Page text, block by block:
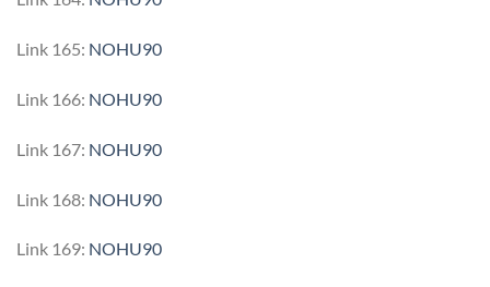
Link 165: NOHU90
Link 166: NOHU90
Link 167: NOHU90
Link 168: NOHU90
Link 169: NOHU90